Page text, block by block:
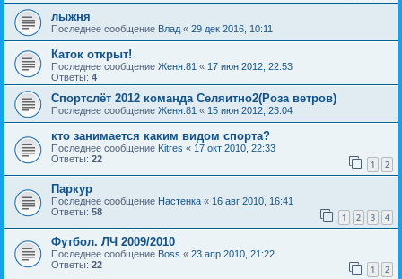
лыжня
Последнее сообщение Влад « 29 дек 2016, 10:11
Каток открыт!
Последнее сообщение Женя.81 « 17 июн 2012, 22:53
Ответы: 4
Спортслёт 2012 команда Селяитно2(Роза ветров)
Последнее сообщение Женя.81 « 15 июн 2012, 23:04
кто занимается каким видом спорта?
Последнее сообщение Kitres « 17 окт 2010, 22:33
Ответы: 22 1 2
Паркур
Последнее сообщение Настенка « 16 авг 2010, 16:41
Ответы: 58 1 2 3 4
Футбол. ЛЧ 2009/2010
Последнее сообщение Boss « 23 апр 2010, 21:22
Ответы: 22 1 2